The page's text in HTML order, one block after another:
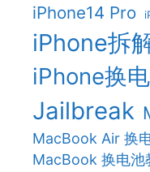
iPhone14 Pro
iPhone拆
iPhone换
Jailbreak
MacBook Air 换
MacBook 换电池